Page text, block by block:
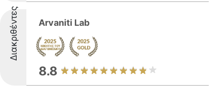
Διακριθέντες Arvaniti Lab
8.8